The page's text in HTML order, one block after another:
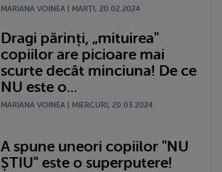
MARIANA VOINEA | MARŢI, 20.02.2024
Dragi părinți, „mituirea"
copiilor are picioare mai
scurte decât minciuna! De ce
NU este o...
MARIANA VOINEA | MIERCURI, 20.03.2024
A spune uneori copiilor "NU
ȘTIU" este o superputere!